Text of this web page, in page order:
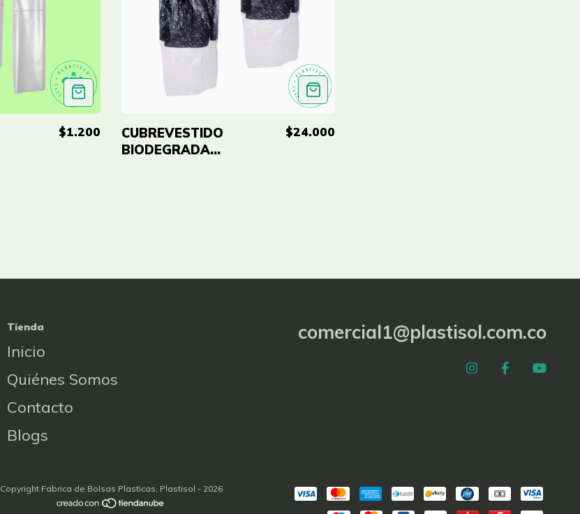
$1.200
CUBREVESTIDO
BIODEGRADABLE
$24.000
Tienda
Inicio
Quiénes Somos
Contacto
Blogs
comercial1@plastisol.com.co
Copyright Fabrica de Bolsas Plasticas, Plastisol - 2026